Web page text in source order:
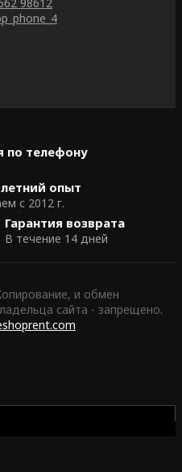
по телефону
опыт
с 2012 г.
Гарантия возврата
В течение 14 дней
и обмен
сайта - запрещено.